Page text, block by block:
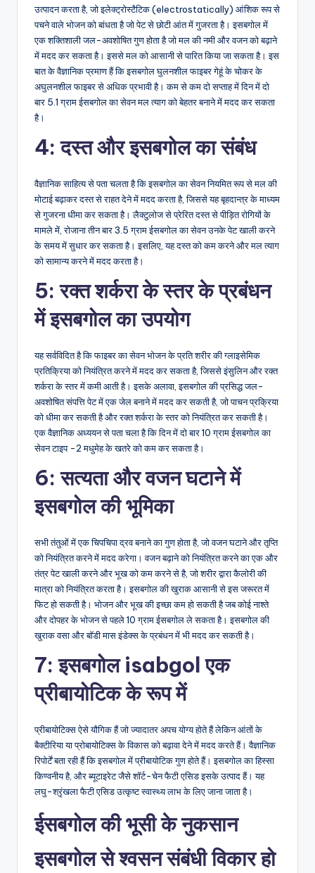
उत्पादन करता है, जो इलेक्ट्रोस्टैटिक (electrostatically) आंशिक रूप से
पचने वाले भोजन को बांधता है जो पेट से छोटी आंत में गुजरता है। इसबगोल में
एक शक्तिशाली जल-अवशोषित गुण होता है जो मल की नमी और वजन को बढ़ाने
में मदद कर सकता है। इससे मल को आसानी से पारित किया जा सकता है। इस
बात के वैज्ञानिक प्रमाण हैं कि इसबगोल घुलनशील फाइबर गेहूं के चोकर के
अघुलनशील फाइबर से अधिक प्रभावी है। कम से कम दो सप्ताह में दिन में दो
बार 5.1 ग्राम ईसबगोल का सेवन मल त्याग को बेहतर बनाने में मदद कर सकता
है।
4: दस्त और इसबगोल का संबंध
वैज्ञानिक साहित्य से पता चलता है कि इसबगोल का सेवन नियमित रूप से मल की
मोटाई बढ़ाकर दस्त से राहत देने में मदद करता है, जिससे यह बृहदान्त्र के माध्यम
से गुजरना धीमा कर सकता है। लैक्टुलोज से प्रेरित दस्त से पीड़ित रोगियों के
मामले में, रोजाना तीन बार 3.5 ग्राम ईसबगोल का सेवन उनके पेट खाली करने
के समय में सुधार कर सकता है। इसलिए, यह दस्त को कम करने और मल त्याग
को सामान्य करने में मदद करता है।
5: रक्त शर्करा के स्तर के प्रबंधन
में इसबगोल का उपयोग
यह सर्वविदित है कि फाइबर का सेवन भोजन के प्रति शरीर की ग्लाइसेमिक
प्रतिक्रिया को नियंत्रित करने में मदद कर सकता है, जिससे इंसुलिन और रक्त
शर्करा के स्तर में कमी आती है। इसके अलावा, इसबगोल की प्रसिद्ध जल-
अवशोषित संपत्ति पेट में एक जेल बनाने में मदद कर सकती है, जो पाचन प्रक्रिया
को धीमा कर सकती है और रक्त शर्करा के स्तर को नियंत्रित कर सकती है।
एक वैज्ञानिक अध्ययन से पता चला है कि दिन में दो बार 10 ग्राम ईसबगोल का
सेवन टाइप -2 मधुमेह के खतरे को कम कर सकता है।
6: सत्यता और वजन घटाने में
इसबगोल की भूमिका
सभी तंतुओं में एक चिपचिपा द्रव बनाने का गुण होता है, जो वजन घटाने और तृप्ति
को नियंत्रित करने में मदद करेगा। वजन बढ़ाने को नियंत्रित करने का एक और
तंत्र पेट खाली करने और भूख को कम करने से है, जो शरीर द्वारा कैलोरी की
मात्रा को नियंत्रित करता है। इसबगोल की खुराक आसानी से इस जरूरत में
फिट हो सकती है। भोजन और भूख की इच्छा कम हो सकती है जब कोई नाश्ते
और दोपहर के भोजन से पहले 10 ग्राम ईसबगोल ले सकता है। इसबगोल की
खुराक वसा और बॉडी मास इंडेक्स के प्रबंधन में भी मदद कर सकती है।
7: इसबगोल isabgol एक
प्रीबायोटिक के रूप में
प्रीबायोटिक्स ऐसे यौगिक हैं जो ज्यादातर अपच योग्य होते हैं लेकिन आंतों के
बैक्टीरिया या प्रोबायोटिक्स के विकास को बढ़ावा देने में मदद करते हैं। वैज्ञानिक
रिपोर्टें बता रही हैं कि इसबगोल में प्रीबायोटिक गुण होते हैं। इसबगोल का हिस्सा
किण्वनीय है, और ब्यूटाइरेट जैसे शॉर्ट-चेन फैटी एसिड इसके उत्पाद हैं। यह
लघु-श्रृंखला फैटी एसिड उत्कृष्ट स्वास्थ्य लाभ के लिए जाना जाता है।
ईसबगोल की भूसी के नुकसान
इसबगोल से श्वसन संबंधी विकार हो